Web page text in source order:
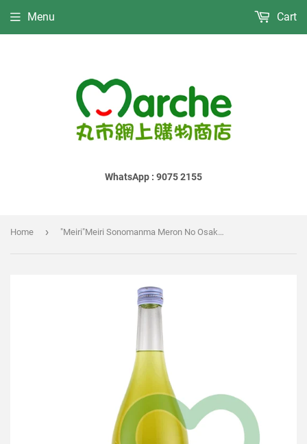
WhatsApp : 9075 2155
Menu Cart
Home › "Meiri"Meiri Sonomanma Meron No Osake｜"明利"明利 蜜瓜酒｜"明利"明利 そのまんまメロンのお酒